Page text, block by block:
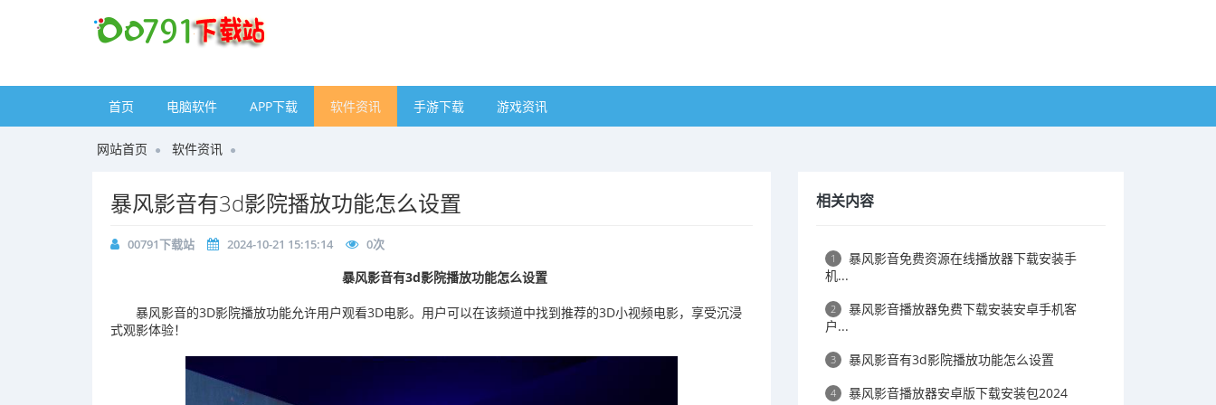
首页 电脑软件 APP下载 软件资讯 手游下载 游戏资讯
网站首页 软件资讯
​暴风影音有3d影院播放功能怎么设置
00791下载站 2024-10-21 15:15:14 0次
暴风影音有3d影院播放功能怎么设置
‌暴风影音的3D影院播放功能允许用户观看3D电影。用户可以在该频道中找到推荐的3D小视频电影，享受沉浸
式观影体验！
相关内容
1
​暴风影音免费资源在线播放器下载安装手
机...
2
​暴风影音播放器免费下载安装安卓手机客
户...
3 ​暴风影音有3d影院播放功能怎么设置
4 ​暴风影音播放器安卓版下载安装包2024